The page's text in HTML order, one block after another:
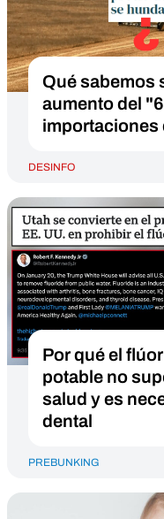
Qué sabemos
aumento del
importaciones
DESINFO
Por qué el
potable no
salud y es
dental
PREBUNKING